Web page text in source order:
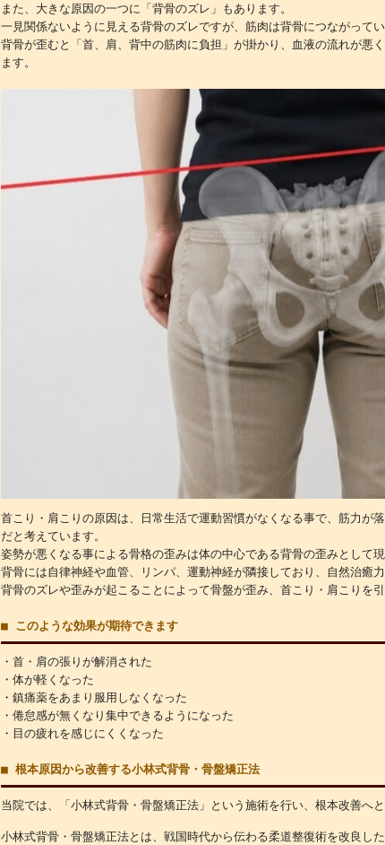
また、大きな原因の一つに「背骨のズレ」もあります。
一見関係ないように見える背骨のズレですが、筋肉は背骨につながってい
背骨が歪むと「首、肩、背中の筋肉に負担」が掛かり、血液の流れが悪
ます。
首こり・肩こりの原因は、日常生活で運動習慣がなくなる事で、筋力が
だと考えています。
姿勢が悪くなる事による骨格の歪みは体の中心である背骨の歪みとして現
背骨には自律神経や血管、リンパ、運動神経が隣接しており、自然治癒
背骨のズレや歪みが起こることによって骨盤が歪み、首こり・肩こりを引
■ このような効果が期待できます
・首・肩の張りが解消された
・体が軽くなった
・鎮痛薬をあまり服用しなくなった
・倦怠感が無くなり集中できるようになった
・目の疲れを感じにくくなった
■ 根本原因から改善する小林式背骨・骨盤矯正法
当院では、「小林式背骨・骨盤矯正法」という施術を行い、根本改善へと
小林式背骨・骨盤矯正法とは、戦国時代から伝わる柔道整復術を改良し